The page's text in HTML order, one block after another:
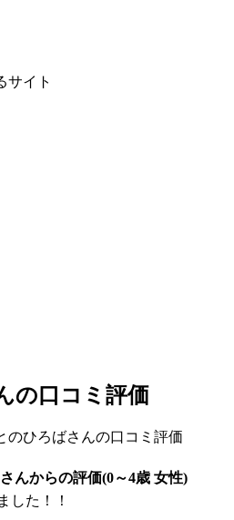
サイト
の口コミ評価
のひろばさんの口コミ評価
んからの評価(0～4歳 女性)
した！！